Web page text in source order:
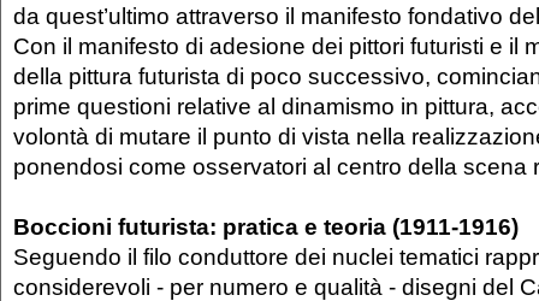
da quest’ultimo attraverso il manifesto fondativo
Con il manifesto di adesione dei pittori futuristi e il
della pittura futurista di poco successivo,
prime questioni relative al dinamismo in pittura,
volontà di mutare il punto di vista nella
ponendosi come osservatori al centro della scena
Boccioni futurista: pratica e teoria (1911-1916)
Seguendo il filo conduttore dei nuclei tematici
considerevoli - per numero e qualità - disegni del